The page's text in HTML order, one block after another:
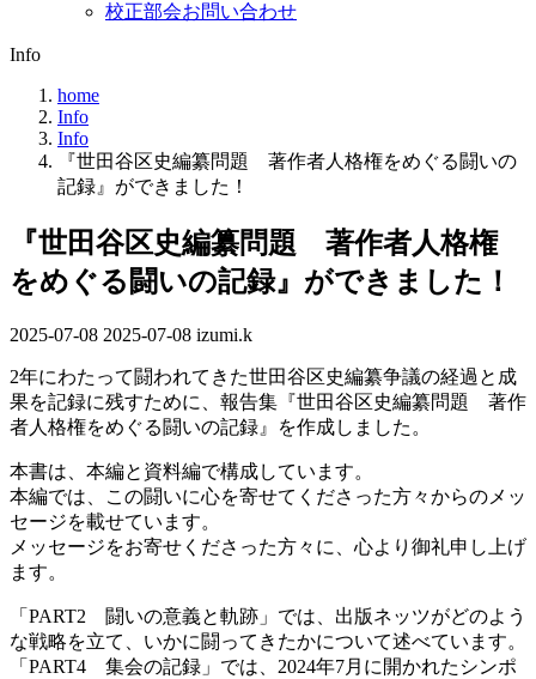
校正部会お問い合わせ
Info
home
Info
Info
『世田谷区史編纂問題 著作者人格権をめぐる闘いの
記録』ができました！
『世田谷区史編纂問題 著作者人格権
をめぐる闘いの記録』ができました！
2025-07-08 最
更
新
日
時
:
2025-07-08 izumi.k
2年にわたって闘われてきた世田谷区史編纂争議の経過と成
果を記録に残すために、報告集『世田谷区史編纂問題 著作
者人格権をめぐる闘いの記録』を作成しました。
本書は、本編と資料編で構成しています。
本編では、この闘いに心を寄せてくださった方々からのメッ
セージを載せています。
メッセージをお寄せくださった方々に、心より御礼申し上げ
ます。
「PART2 闘いの意義と軌跡」では、出版ネッツがどのよう
な戦略を立て、いかに闘ってきたかについて述べています。
「PART4 集会の記録」では、2024年7月に開かれたシンポ